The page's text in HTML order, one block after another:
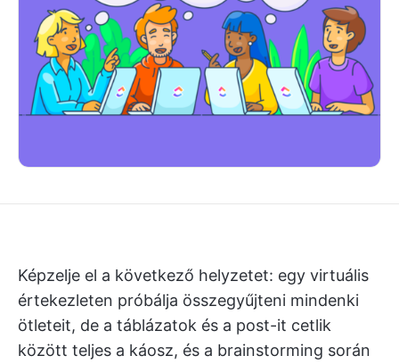
Képzelje el a következő helyzetet: egy virtuális
értekezleten próbálja összegyűjteni mindenki
ötleteit, de a táblázatok és a post-it cetlik
között teljes a káosz, és a brainstorming során